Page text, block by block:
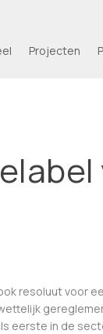
Projecten
resoluut voor
eerste in de